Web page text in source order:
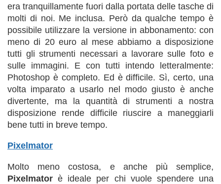
era tranquillamente fuori dalla portata delle tasche di
molti di noi. Me inclusa. Però da qualche tempo è
possibile utilizzare la versione in abbonamento: con
meno di 20 euro al mese abbiamo a disposizione
tutti gli strumenti necessari a lavorare sulle foto e
sulle immagini. E con tutti intendo letteralmente:
Photoshop è completo. Ed è difficile. Sì, certo, una
volta imparato a usarlo nel modo giusto è anche
divertente, ma la quantità di strumenti a nostra
disposizione rende difficile riuscire a maneggiarli
bene tutti in breve tempo.
Pixelmator
Molto meno costosa, e anche più semplice,
Pixelmator è ideale per chi vuole spendere una